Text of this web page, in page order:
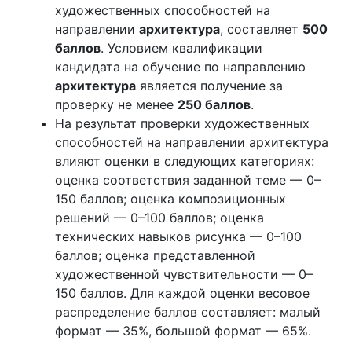
художественных способностей на
направлении архитектура, составляет 500
баллов. Условием квалификации
кандидата на обучение по направлению
архитектура является получение за
проверку не менее 250 баллов.
На результат проверки художественных
способностей на направлении архитектура
влияют оценки в следующих категориях:
оценка соответствия заданной теме — 0–
150 баллов; оценка композиционных
решений — 0–100 баллов; оценка
технических навыков рисунка — 0–100
баллов; оценка представленной
художественной чувствительности — 0–
150 баллов. Для каждой оценки весовое
распределение баллов составляет: малый
формат — 35%, большой формат — 65%.